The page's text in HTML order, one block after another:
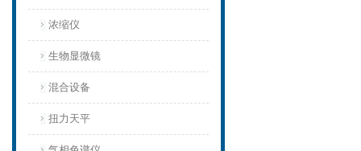
浓缩仪
生物显微镜
混合设备
扭力天平